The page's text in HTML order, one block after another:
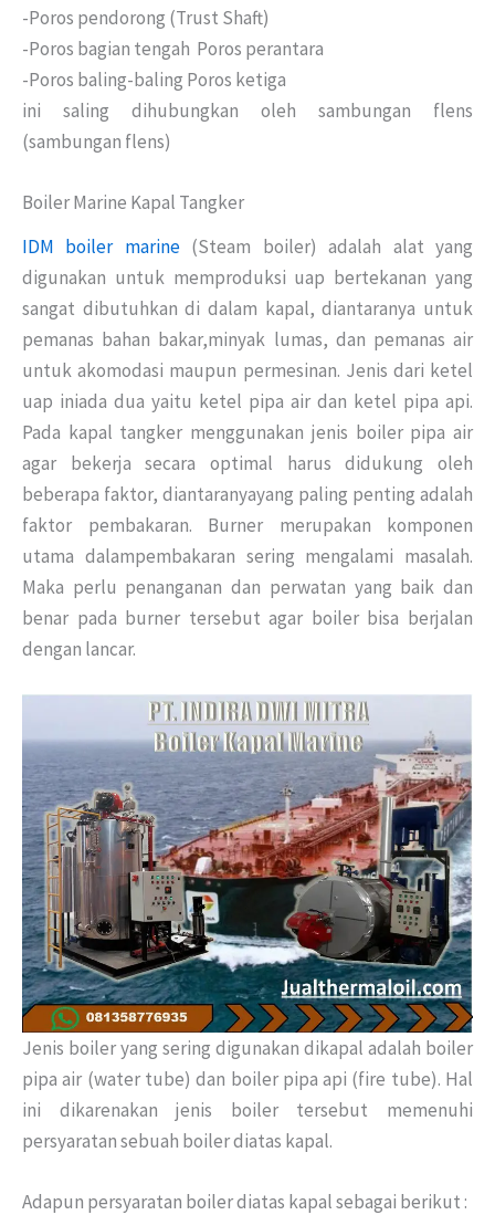
-Poros pendorong (Trust Shaft)
-Poros bagian tengah Poros perantara
-Poros baling-baling Poros ketiga
ini saling dihubungkan oleh sambungan flens
(sambungan flens)
Boiler Marine Kapal Tangker
IDM boiler marine(Steam boiler) adalah alat yang
digunakan untuk memproduksi uap bertekanan yang
sangat dibutuhkan di dalam kapal, diantaranya untuk
pemanas bahan bakar,minyak lumas, dan pemanas air
untuk akomodasi maupun permesinan. Jenis dari ketel
uap iniada dua yaitu ketel pipa air dan ketel pipa api.
Pada kapal tangker menggunakan jenis boiler pipa air
agar bekerja secara optimal harus didukung oleh
beberapa faktor, diantaranyayang paling penting adalah
faktor pembakaran. Burner merupakan komponen
utama dalampembakaran sering mengalami masalah.
Maka perlu penanganan dan perwatan yang baik dan
benar pada burner tersebut agar boiler bisa berjalan
dengan lancar.
Jenis boiler yang sering digunakan dikapal adalah boiler
pipa air (water tube) dan boiler pipa api (fire tube). Hal
ini dikarenakan jenis boiler tersebut memenuhi
persyaratan sebuah boiler diatas kapal.
Adapun persyaratan boiler diatas kapal sebagai berikut :